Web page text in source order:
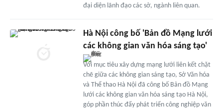
đại diện lãnh đạo các sở, ngành liên quan.
Hà Nội công bố 'Bản đồ Mạng lưới
các không gian văn hóa sáng tạo'
Với mục tiêu xây dựng mạng lưới liên kết chặt
chẽ giữa các không gian sáng tạo, Sở Văn hóa
và Thể thao Hà Nội đã công bố Bản đồ Mạng
lưới các không gian văn hóa sáng tạo Hà Nội,
góp phần thúc đẩy phát triển công nghiệp văn